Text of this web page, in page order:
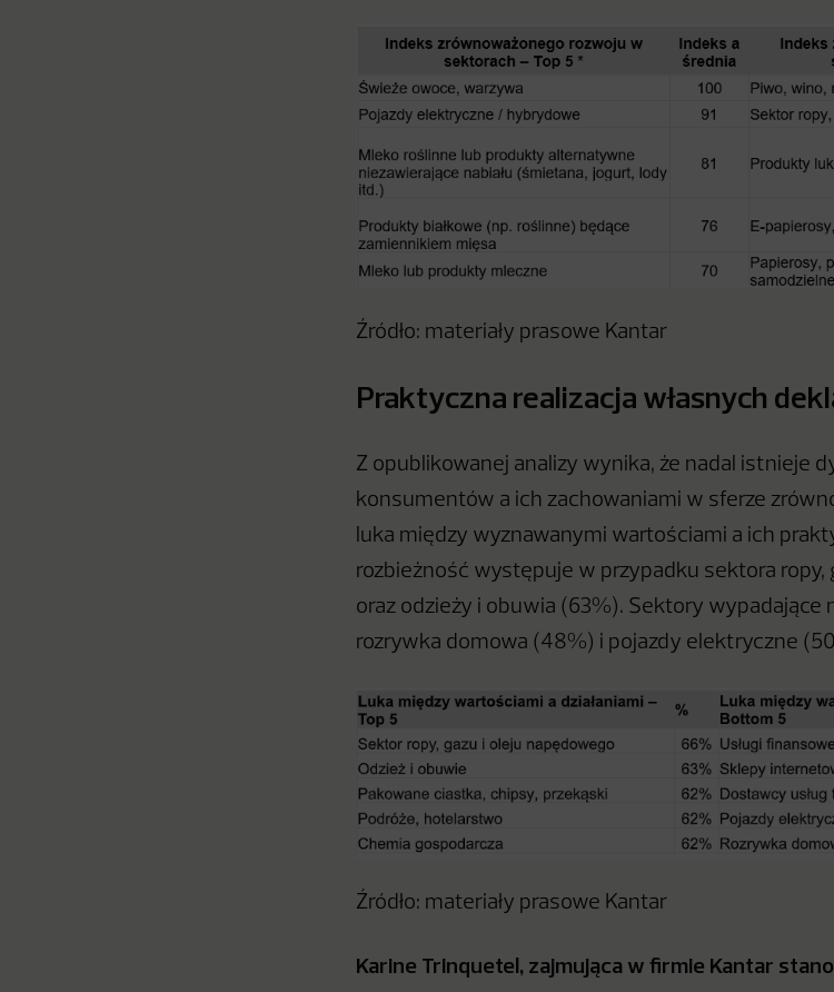
Źródło: materiały prasowe Kantar
Praktyczna realizacja własnych
Z opublikowanej analizy wynika, że nadal istnieje
konsumentów a ich zachowaniami w sferze
luka między wyznawanymi wartościami a ich
rozbieżność występuje w przypadku sektora ropy,
oraz odzieży i obuwia (63%). Sektory wypadające
rozrywka domowa (48%) i pojazdy elektryczne
Źródło: materiały prasowe Kantar
Karine Trinquetel, zajmująca w firmie Kantar